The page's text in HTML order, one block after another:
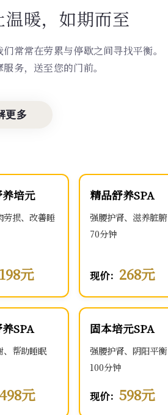
温暖，如期而至
常常在劳累与停歇之间寻找平衡。
务，送至您的门前。
更多
培元
劳损、改善睡
198元
精品舒养SPA
强腰护肾、滋养脏腑
70分钟
现价： 268元
SPA
、帮助睡眠
498元
固本培元SPA
强腰护肾、阴阳平衡
100分钟
现价：598元